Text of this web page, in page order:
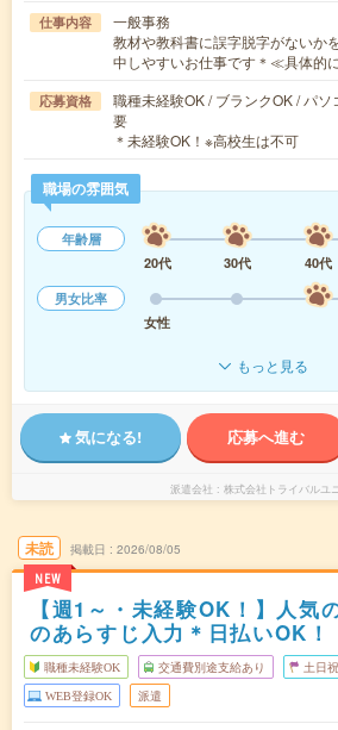
仕事内容
一般事務
教材や教科書に誤字脱字がないか
中しやすいお仕事です＊≪具体
応募資格
職種未経験OK / ブランクOK / パ
要
＊未経験OK！※高校生は不可
職場の雰囲気
年齢層
20代
30代 40代
男女比率
女性
もっと見る
気になる! 応募へ進む
派遣会社 株式会社トライバルユ
未読
NEW
掲載日 2026/08/05
【週1～・未経験OK！】人気
のあらすじ入力＊日払いOK！
職種未経験OK 交通費別途支給あり 土日
WEB登録OK 派遣